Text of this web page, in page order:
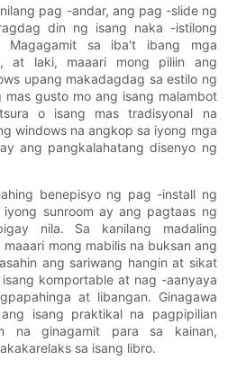
pag -andar, ang pag -slide ng
din ng isang naka -istilong
Magagamit sa iba't ibang mga
at laki, maaari mong piliin ang
upang makadagdag sa estilo ng
mas gusto mo ang isang malambot
o isang mas tradisyonal na
windows na angkop sa iyong mga
ang pangkalahatang disenyo ng
benepisyo ng pag -install ng
sunroom ay ang pagtaas ng
nila. Sa kanilang madaling
mong mabilis na buksan ang
ang sariwang hangin at sikat
komportable at nag -aanyaya
at libangan. Ginagawa
isang praktikal na pagpipilian
na ginagamit para sa kainan,
sa isang libro.